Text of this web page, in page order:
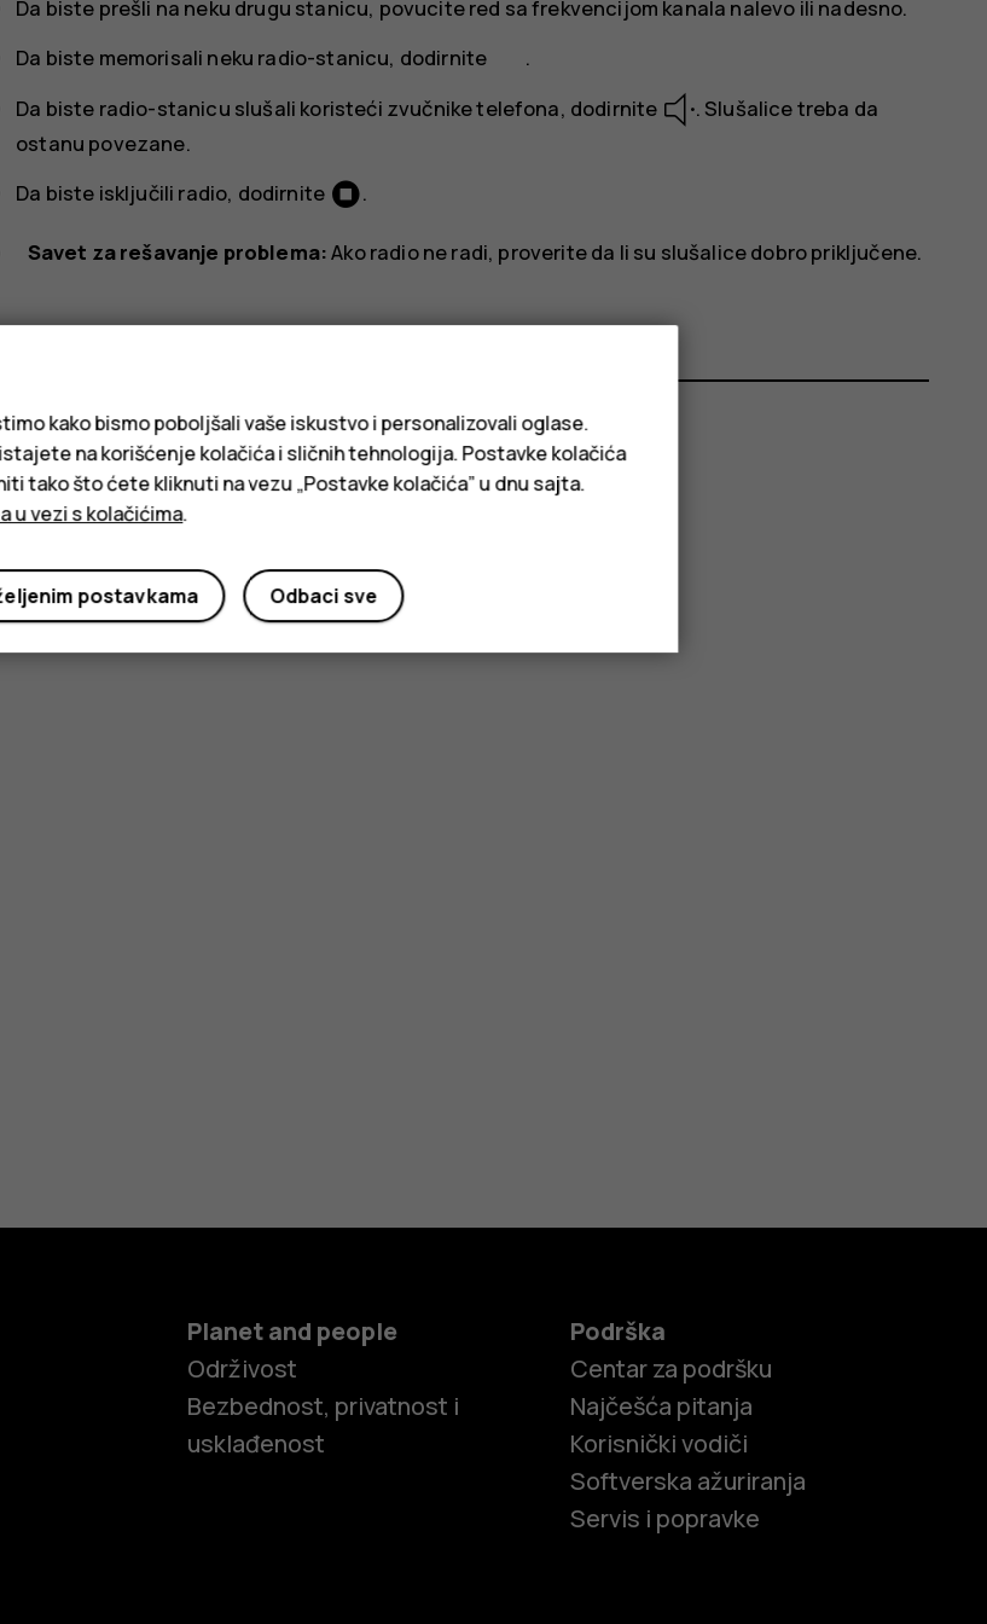
Da biste prešli na neku drugu stanicu, povucite red sa frekvencijom kanala nalevo ili nadesno.
Da biste memorisali neku radio-stanicu, dodirnite
.
Da biste radio-stanicu slušali koristeći zvučnike telefona, dodirnite
. Slušalice treba da
ostanu povezane.
Da biste isključili radio, dodirnite
.
Savet za rešavanje problema:Ako radio ne radi, proverite da li su slušalice dobro priključene.
li vam je ovo bilo korisno?
Planet and people
Održivost
Bezbednost, privatnost i
usklađenost
Podrška
Centar za podršku
Najčešća pitanja
Korisnički vodiči
Softverska ažuriranja
Servis i popravke
kako bismo poboljšali vaše iskustvo i personalizovali oglase.
na korišćenje kolačića i sličnih tehnologija. Postavke kolačića
tako što ćete kliknuti na vezu „Postavke kolačića” u dnu sajta.
u vezi s kolačićima.
Odbaci sve
postavkama